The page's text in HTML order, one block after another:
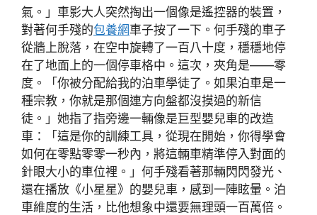
氣。」車影大人突然掏出一個像是遙控器的裝置，
對著何手殘的包養網車子按了一下。何手殘的車子
從牆上脫落，在空中旋轉了一百八十度，穩穩地停
在了地面上的一個停車格中。這次，夾角是——零
度。「你被分配給我的泊車學徒了。如果泊車是一
種宗教，你就是那個連方向盤都沒摸過的新信
徒。」她指了指旁邊一輛像是巨型嬰兒車的改造
車：「這是你的訓練工具，從現在開始，你得學會
如何在零點零零一秒內，將這輛車精準停入對面的
針眼大小的車位裡。」何手殘看著那輛閃閃發光、
還在播放《小星星》的嬰兒車，感到一陣眩暈。泊
車維度的生活，比他想象中還要無理頭一百萬倍。